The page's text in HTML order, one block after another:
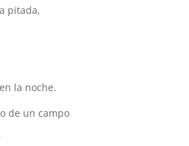
pitada,
la noche.
de un campo